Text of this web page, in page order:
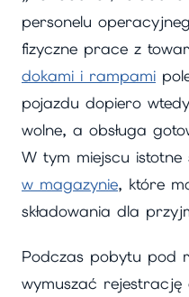
personelu
fizyczne prace z
dokami i rampami
pojazdu dopiero
wolne, a obsługa
W tym miejscu istotne
w magazynie, które
składowania dla
Podczas pobytu pod
wymuszać